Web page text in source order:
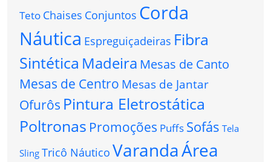
Teto Chaises Conjuntos Corda
Náutica Espreguiçadeiras Fibra
Sintética Madeira Mesas de Canto
Mesas de Centro Mesas de Jantar
Ofurôs Pintura Eletrostática
Poltronas Promoções Puffs Sofás Tela
Sling Tricô Náutico VarandaÁrea